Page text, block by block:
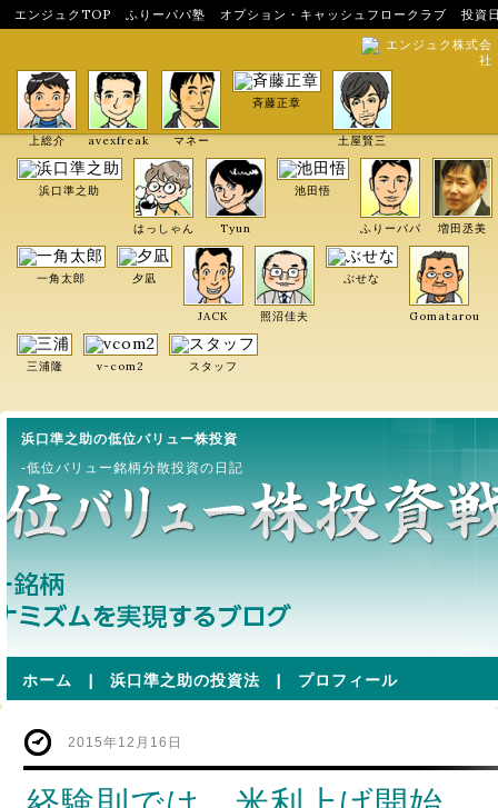
エンジュクTOP ふりーパパ塾 オプション・キャッシュフロークラブ
投資
エンジュク株式会
社
上総介 avexfreak マネー
斉藤正章
土屋賢三
浜口準之助
はっしゃん Tyun
池田悟
ふりーパパ 増田丞美
一角太郎 夕凪
JACK 照沼佳夫
ぶせな
Gomatarou
三浦隆 v-com2 スタッフ
浜口準之助の低位バリュー株投資
-低位バリュー銘柄分散投資の日記
ホーム | 浜口準之助の投資法 | プロフィール
2015年12月16日